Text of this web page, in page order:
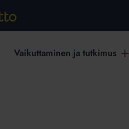
Vaikuttaminen ja tutkimus